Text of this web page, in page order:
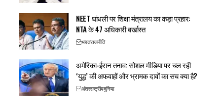
NEET धांधली पर शिक्षा मंत्रालय का कड़ा प्रहार:
NTA के 47 अधिकारी बर्खास्त
भारतराजनीति
अमेरिका-ईरान तनाव: सोशल मीडिया पर चल रही
‘युद्ध’ की अफवाहों और भ्रामक दावों का सच क्या है?
अंतरराष्ट्रीयदुनिया